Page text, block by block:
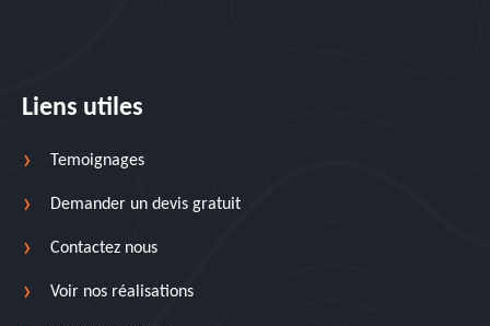
Liens utiles
Temoignages
Demander un devis gratuit
Contactez nous
Voir nos réalisations